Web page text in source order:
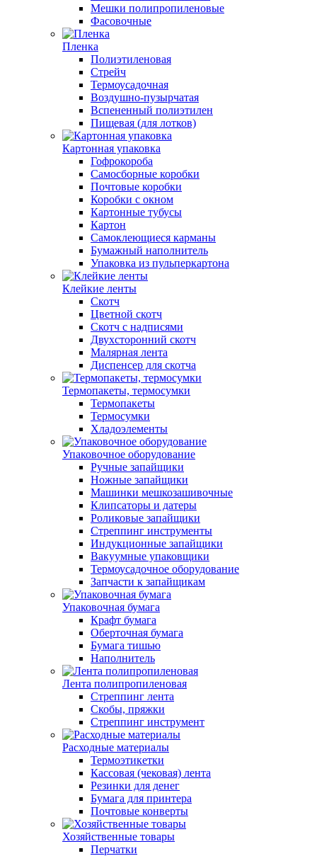
Мешки полипропиленовые
Фасовочные
Пленка
Полиэтиленовая
Стрейч
Термоусадочная
Воздушно-пузырчатая
Вспененный полиэтилен
Пищевая (для лотков)
Картонная упаковка
Гофрокороба
Самосборные коробки
Почтовые коробки
Коробки с окном
Картонные тубусы
Картон
Самоклеющиеся карманы
Бумажный наполнитель
Упаковка из пульперкартона
Клейкие ленты
Скотч
Цветной скотч
Скотч с надписями
Двухсторонний скотч
Малярная лента
Диспенсер для скотча
Термопакеты, термосумки
Термопакеты
Термосумки
Хладоэлементы
Упаковочное оборудование
Ручные запайщики
Ножные запайщики
Машинки мешкозашивочные
Клипсаторы и датеры
Роликовые запайщики
Стреппинг инструменты
Индукционные запайщики
Вакуумные упаковщики
Термоусадочное оборудование
Запчасти к запайщикам
Упаковочная бумага
Крафт бумага
Оберточная бумага
Бумага тишью
Наполнитель
Лента полипропиленовая
Стреппинг лента
Скобы, пряжки
Стреппинг инструмент
Расходные материалы
Термоэтикетки
Кассовая (чековая) лента
Резинки для денег
Бумага для принтера
Почтовые конверты
Хозяйственные товары
Перчатки